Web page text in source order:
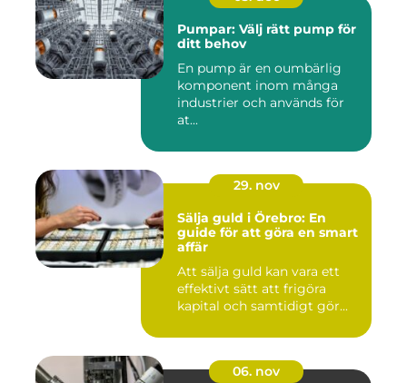
Pumpar: Välj rätt pump för
ditt behov
En pump är en oumbärlig
komponent inom många
industrier och används för
at...
29. nov
Sälja guld i Örebro: En
guide för att göra en smart
affär
Att sälja guld kan vara ett
effektivt sätt att frigöra
kapital och samtidigt gör...
06. nov